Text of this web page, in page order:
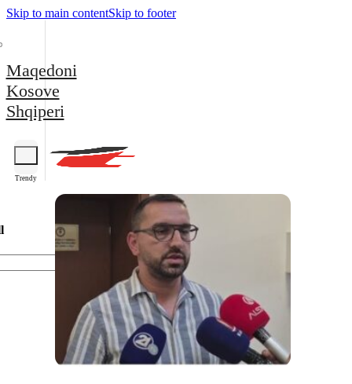
Skip to main contentSkip to footer
Maqedoni
Kosove
Shqiperi
Trendy